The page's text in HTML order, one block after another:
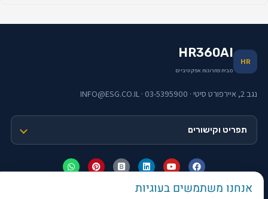
HR
HR360AI
מבית פתרונות אפקטיביים
נגב 2, איירפורט סיטי · 03-5395900 · INFO@ESG.CO.IL
תפריט וקישורים
אנחנו משתמשים בעוגיות